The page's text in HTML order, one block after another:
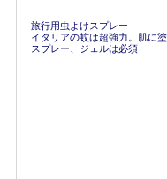
旅行用虫よけスプレー
イタリアの蚊は超強力。肌に
スプレー、ジェルは必須